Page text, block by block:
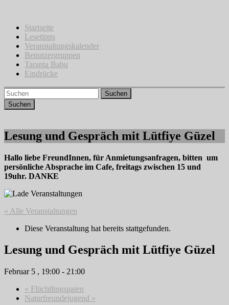
springenStartseite
Lesetipps
Veranstaltungskalender
Benutzergruppen
Taranta Babu
Eindrücke
Suchen
Lesung und Gespräch mit Lütfiye Güzel
Hallo liebe FreundInnen, für Anmietungsanfragen, bitten um
persönliche Absprache im Cafe, freitags zwischen 15 und
19uhr. DANKE
« Alle Veranstaltungen
Diese Veranstaltung hat bereits stattgefunden.
Lesung und Gespräch mit Lütfiye Güzel
Februar 5 , 19:00 - 21:00
« Flüchtlingspaten
Naturfreundejugend »